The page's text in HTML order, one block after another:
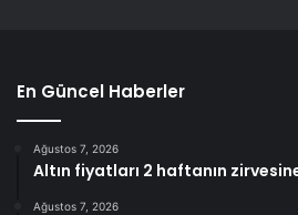
En Güncel Haberler
Ağustos 7, 2026
Altın fiyatları 2 haftanın
Ağustos 7, 2026